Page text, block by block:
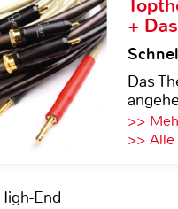
+
Das
>>
>> Alle
End